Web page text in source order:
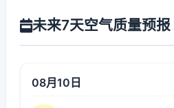
未来7天空气质量预报
08月10日